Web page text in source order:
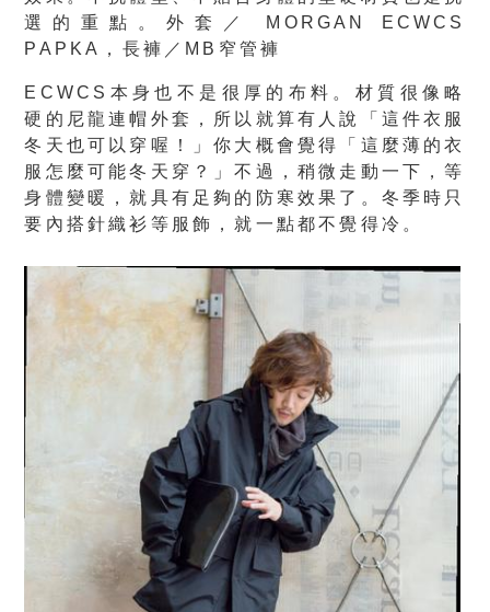
選的重點。外套／ MORGAN ECWCS
PAPKA，長褲／MB窄管褲
ECWCS本身也不是很厚的布料。材質很像略
硬的尼龍連帽外套，所以就算有人說「這件衣服
冬天也可以穿喔！」你大概會覺得「這麼薄的衣
服怎麼可能冬天穿？」不過，稍微走動一下，等
身體變暖，就具有足夠的防寒效果了。冬季時只
要內搭針織衫等服飾，就一點都不覺得冷。